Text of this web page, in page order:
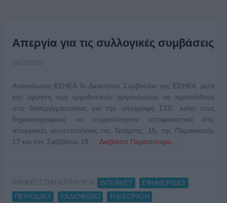
Απεργία για τις συλλογικές συμβάσεις
14/12/2010
Ανακοίνωση ΕΣΗΕΑ Το Διοικητικό Συμβούλιο της ΕΣΗΕΑ, μετά
την άρνηση των εργοδοτικών οργανώσεων να προσέλθουν
στις διαπραγματεύσεις για την υπογραφή ΣΣΕ, καλεί τους
δημοσιογράφους να συμμετάσχουν αποφασιστικά στις
απεργιακές κινητοποιήσεις της Τετάρτης, 15, της Παρασκευής
17 και του Σαββάτου 18 … Διαβάστε Περισσότερα...
ΑΝΗΚΕΙ ΣΤΗΝ ΚΑΤΗΓΟΡΙΑ: INTERNET ΕΦΗΜΕΡΙΔΕΣ
ΠΕΡΙΟΔΙΚΑ
ΡΑΔΙΟΦΩΝΟ ΤΗΛΕΟΡΑΣΗ